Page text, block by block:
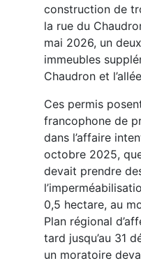
construction de
la rue du
mai 2026, un
immeubles
Chaudron et
Ces permis
francophone de
dans l’affaire
octobre 2025,
devait prendre
0,5 hectare, au
Plan régional
tard jusqu’au 31
un moratoire